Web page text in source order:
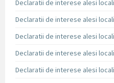
Declaratii de interese alesi
Declaratii de interese alesi locali
Declaratii de interese alesi
Declaratii de interese alesi
Declaratii de interese alesi